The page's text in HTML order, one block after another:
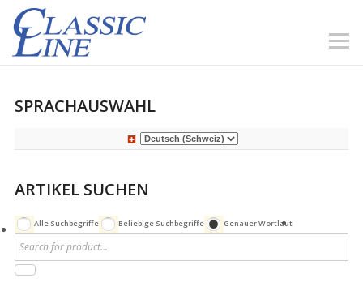
SPRACHAUSWAHL
ARTIKEL SUCHEN
Alle Suchbegriffe Beliebige Suchbegriffe Genauer Wortlaut